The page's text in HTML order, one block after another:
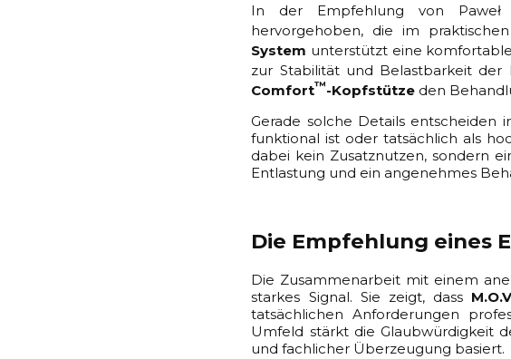
In der Empfehlung von Paweł
hervorgehoben, die im
System unterstützt eine
zur Stabilität und Belastbarkeit
Comfort™-Kopfstütze den
Gerade solche Details entscheiden
funktional ist oder tatsächlich als
dabei kein Zusatznutzen, sondern
Entlastung und ein angenehmes
Die Empfehlung eines
Die Zusammenarbeit mit einem
starkes Signal. Sie zeigt, dass
tatsächlichen Anforderungen
Umfeld stärkt die Glaubwürdigkeit
und fachlicher Überzeugung basiert.